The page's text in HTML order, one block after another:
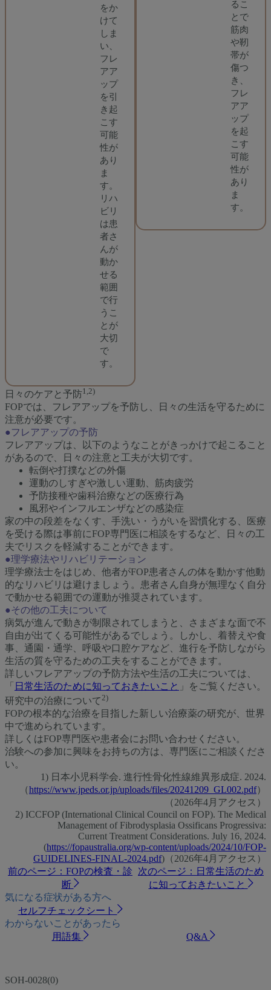
をか
けて
しま
い、
フレ
アア
ップ
を引
き起
こす
可能
性が
あり
ま
す。
リハ
ビリ
は患
者さ
んが
動か
せる
範囲
で行
うこ
とが
大切
で
す。
るこ
とで
筋肉
や靭
帯が
傷つ
き、
フレ
アア
ップ
を起
こす
可能
性が
あり
ま
す。
日々のケアと予防1,2)
FOPでは、フレアアップを予防し、日々の生活を守るために
注意が必要です。
●フレアアップの予防
フレアアップは、以下のようなことがきっかけで起こること
があるので、日々の注意と工夫が大切です。
転倒や打撲などの外傷
運動のしすぎや激しい運動、筋肉疲労
予防接種や歯科治療などの医療行為
風邪やインフルエンザなどの感染症
家の中の段差をなくす、手洗い・うがいを習慣化する、医療
を受ける際は事前にFOP専門医に相談をするなど、日々の工
夫でリスクを軽減することができます。
●理学療法やリハビリテーション
理学療法士をはじめ、他者がFOP患者さんの体を動かす他動
的なリハビリは避けましょう。患者さん自身が無理なく自分
で動かせる範囲での運動が推奨されています。
●その他の工夫について
病気が進んで動きが制限されてしまうと、さまざまな面で不
自由が出てくる可能性があるでしょう。しかし、着替えや食
事、通園・通学、呼吸や口腔ケアなど、進行を予防しながら
生活の質を守るための工夫をすることができます。
詳しいフレアアップの予防方法や生活の工夫については、
「 日常生活のために知っておきたいこと 」をご覧ください。
研究中の治療について 2)
FOPの根本的な治療を目指した新しい治療薬の研究が、世界
中で進められています。
詳しくはFOP専門医や患者会にお問い合わせください。
治験への参加に興味をお持ちの方は、専門医にご相談くださ
い。
1) 日本小児科学会. 進行性骨化性線維異形成症. 2024.
（https://www.jpeds.or.jp/uploads/files/20241209_GL002.pdf）
（2026年4月アクセス）
2) ICCFOP (International Clinical Council on FOP). The Medical
Management of Fibrodysplasia Ossificans Progressiva:
Current Treatment Considerations. July 16, 2024.
(https://fopaustralia.org/wp-content/uploads/2024/10/FOP-
GUIDELINES-FINAL-2024.pdf)（2026年4月アクセス）
前のページ：FOPの検査・診
断
次のページ：日常生活のため
に知っておきたいこと
気になる症状がある方へ
セルフチェックシート
わからないことがあったら
用語集
Q&A
SOH-0028(0)